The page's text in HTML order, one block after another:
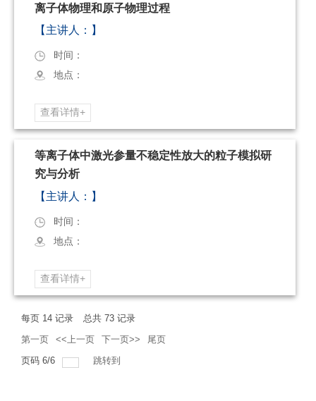
离子体物理和原子物理过程
【主讲人：】
时间：
地点：
查看详情+
等离子体中激光参量不稳定性放大的粒子模拟研
究与分析
【主讲人：】
时间：
地点：
查看详情+
每页 14 记录 总共 73 记录
第一页
<<上一页 下一页>>
尾页
页码 6/6 跳转到